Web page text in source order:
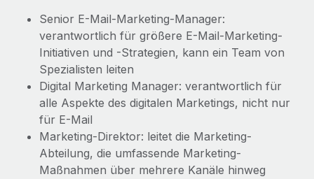
Senior E-Mail-Marketing-Manager:
verantwortlich für größere E-Mail-Marketing-
Initiativen und -Strategien, kann ein Team von
Spezialisten leiten
Digital Marketing Manager: verantwortlich für
alle Aspekte des digitalen Marketings, nicht nur
für E-Mail
Marketing-Direktor: leitet die Marketing-
Abteilung, die umfassende Marketing-
Maßnahmen über mehrere Kanäle hinweg